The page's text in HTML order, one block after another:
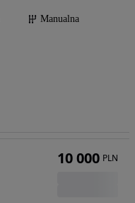
Manualna
10 000 PLN